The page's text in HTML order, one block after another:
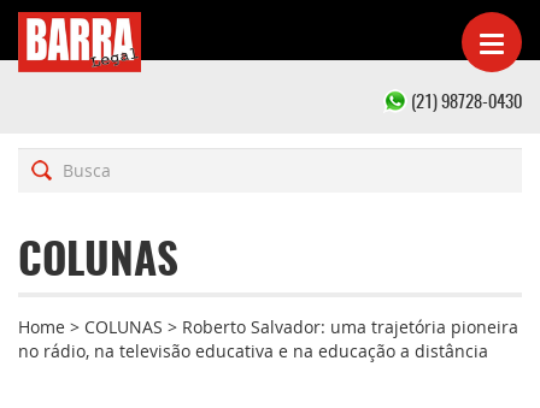
(21) 98728-0430
COLUNAS
Home > COLUNAS > Roberto Salvador: uma trajetória pioneira
no rádio, na televisão educativa e na educação a distância